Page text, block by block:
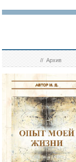
//Архив